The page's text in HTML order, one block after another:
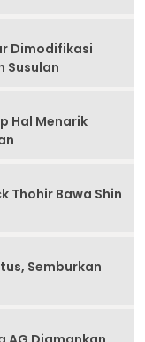
Dimodifikasi
Susulan
Hal Menarik
Thohir Bawa Shin
Semburkan